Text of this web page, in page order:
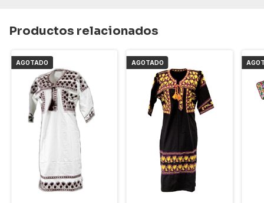
Productos relacionados
AGOTADO AGOTADO